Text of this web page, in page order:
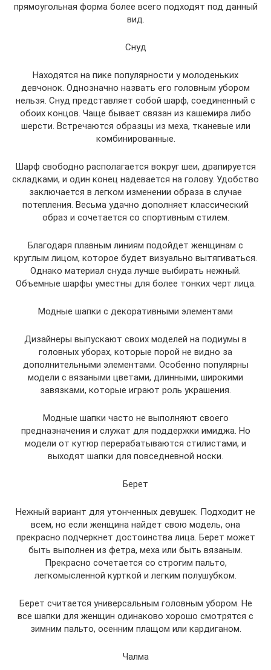
прямоугольная форма более всего подходят под данный
вид.
Снуд
Находятся на пике популярности у молоденьких
девчонок. Однозначно назвать его головным убором
нельзя. Снуд представляет собой шарф, соединенный с
обоих концов. Чаще бывает связан из кашемира либо
шерсти. Встречаются образцы из меха, тканевые или
комбинированные.
Шарф свободно располагается вокруг шеи, драпируется
складками, и один конец надевается на голову. Удобство
заключается в легком изменении образа в случае
потепления. Весьма удачно дополняет классический
образ и сочетается со спортивным стилем.
Благодаря плавным линиям подойдет женщинам с
круглым лицом, которое будет визуально вытягиваться.
Однако материал снуда лучше выбирать нежный.
Объемные шарфы уместны для более тонких черт лица.
Модные шапки с декоративными элементами
Дизайнеры выпускают своих моделей на подиумы в
головных уборах, которые порой не видно за
дополнительными элементами. Особенно популярны
модели с вязаными цветами, длинными, широкими
завязками, которые играют роль украшения.
Модные шапки часто не выполняют своего
предназначения и служат для поддержки имиджа. Но
модели от кутюр перерабатываются стилистами, и
выходят шапки для повседневной носки.
Берет
Нежный вариант для утонченных девушек. Подходит не
всем, но если женщина найдет свою модель, она
прекрасно подчеркнет достоинства лица. Берет может
быть выполнен из фетра, меха или быть вязаным.
Прекрасно сочетается со строгим пальто,
легкомысленной курткой и легким полушубком.
Берет считается универсальным головным убором. Не
все шапки для женщин одинаково хорошо смотрятся с
зимним пальто, осенним плащом или кардиганом.
Чалма